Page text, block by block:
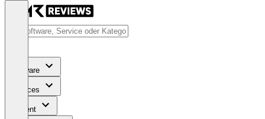
Software
Services
Content